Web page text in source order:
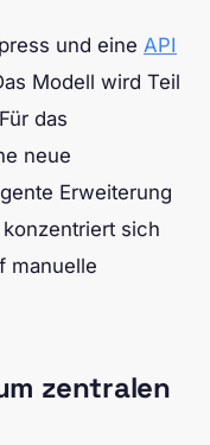
und eine API
Modell wird Teil
das
neue
Erweiterung
sich
manuelle
zentralen